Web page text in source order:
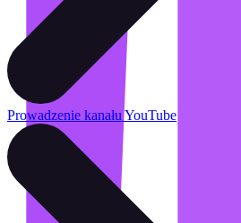
Prowadzenie kanału YouTube